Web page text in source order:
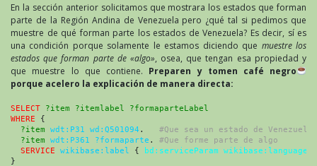
En la sección anterior solicitamos que mostrara los estados que forman
parte de la Región Andina de Venezuela pero ¿qué tal si pedimos que
muestre de qué forman parte los estados de Venezuela? Es decir, sí es
una condición porque solamente le estamos diciendo que muestre los
estados que forman parte de «algo», osea, que tengan esa propiedad y
que muestre lo que contiene. Preparen y tomen café negro
porque acelero la explicación de manera directa:
SELECT
?item ?itemlabel ?formaparteLabel
WHERE {
?item
wdt:P31 wd:Q501094 . #Que sea un estado de Venezuela
?item
wdt:P361 ?formaparte . #Que forme parte de algo
SERVICE
wikibase:label { bd:serviceParam wikibase:language
}